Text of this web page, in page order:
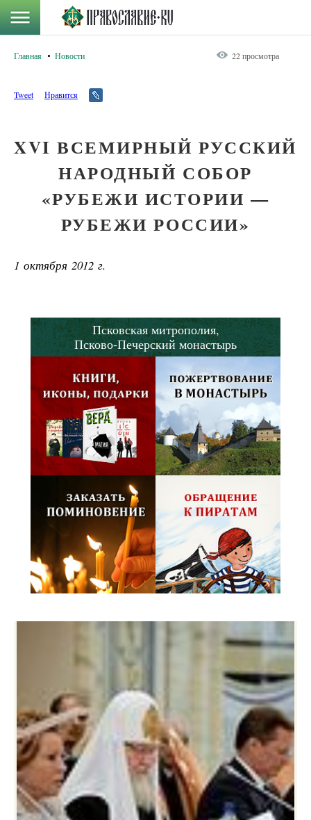
Главная Новости 22 просмотра
Tweet Нравится
XVI ВСЕМИРНЫЙ РУССКИЙ
НАРОДНЫЙ СОБОР
«РУБЕЖИ ИСТОРИИ —
РУБЕЖИ РОССИИ»
1 октября 2012 г.
Псковская митрополия,
Псково-Печерский монастырь